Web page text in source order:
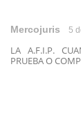
Mercojuris 5
LA A.F.I.P.
PRUEBA O